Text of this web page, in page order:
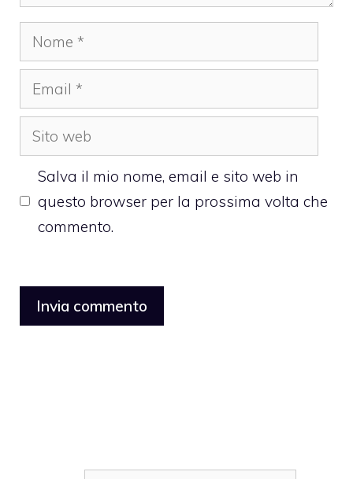
Nome
Email
Sito
web
Salva il mio nome, email e sito web in
questo browser per la prossima volta che
commento.